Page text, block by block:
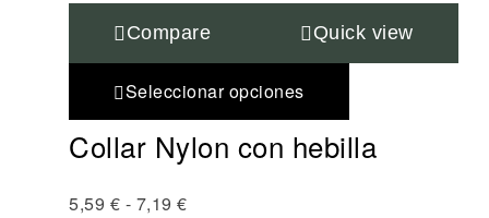
Compare Quick view
Seleccionar opciones
Collar Nylon con hebilla
5,59 € - 7,19 €